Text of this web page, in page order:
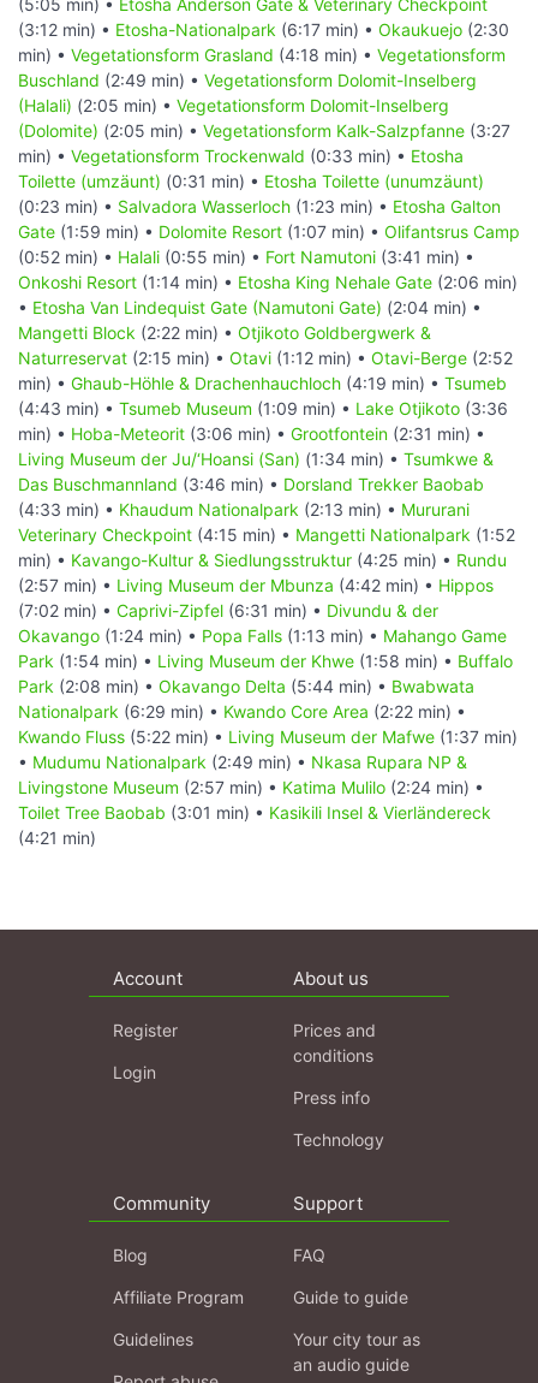
(3:12 min) • Etosha-Nationalpark (6:17 min) • Okaukuejo (2:30
min) • Vegetationsform Grasland (4:18 min) • Vegetationsform
Buschland (2:49 min) • Vegetationsform Dolomit-Inselberg
(Halali) (2:05 min) • Vegetationsform Dolomit-Inselberg
(Dolomite) (2:05 min) • Vegetationsform Kalk-Salzpfanne (3:27
min) • Vegetationsform Trockenwald (0:33 min) • Etosha
Toilette (umzäunt) (0:31 min) • Etosha Toilette (unumzäunt)
(0:23 min) • Salvadora Wasserloch (1:23 min) • Etosha Galton
Gate (1:59 min) • Dolomite Resort (1:07 min) • Olifantsrus Camp
(0:52 min) • Halali (0:55 min) • Fort Namutoni (3:41 min) •
Onkoshi Resort (1:14 min) • Etosha King Nehale Gate (2:06 min)
• Etosha Van Lindequist Gate (Namutoni Gate) (2:04 min) •
Mangetti Block (2:22 min) • Otjikoto Goldbergwerk &
Naturreservat (2:15 min) • Otavi (1:12 min) • Otavi-Berge (2:52
min) • Ghaub-Höhle & Drachenhauchloch (4:19 min) • Tsumeb
(4:43 min) • Tsumeb Museum (1:09 min) • Lake Otjikoto (3:36
min) • Hoba-Meteorit (3:06 min) • Grootfontein (2:31 min) •
Living Museum der Ju/‘Hoansi (San) (1:34 min) • Tsumkwe &
Das Buschmannland (3:46 min) • Dorsland Trekker Baobab
(4:33 min) • Khaudum Nationalpark (2:13 min) • Mururani
Veterinary Checkpoint (4:15 min) • Mangetti Nationalpark (1:52
min) • Kavango-Kultur & Siedlungsstruktur (4:25 min) • Rundu
(2:57 min) • Living Museum der Mbunza (4:42 min) • Hippos
(7:02 min) • Caprivi-Zipfel (6:31 min) • Divundu & der
Okavango (1:24 min) • Popa Falls (1:13 min) • Mahango Game
Park (1:54 min) • Living Museum der Khwe (1:58 min) • Buffalo
Park (2:08 min) • Okavango Delta (5:44 min) • Bwabwata
Nationalpark (6:29 min) • Kwando Core Area (2:22 min) •
Kwando Fluss (5:22 min) • Living Museum der Mafwe (1:37 min)
• Mudumu Nationalpark (2:49 min) • Nkasa Rupara NP &
Livingstone Museum (2:57 min) • Katima Mulilo (2:24 min) •
Toilet Tree Baobab (3:01 min) • Kasikili Insel & Vierländereck
(4:21 min)
Account
Register
Login
About us
Prices and
conditions
Press info
Technology
Community
Blog
Affiliate Program
Guidelines
Support
FAQ
Guide to guide
Your city tour as
an audio guide